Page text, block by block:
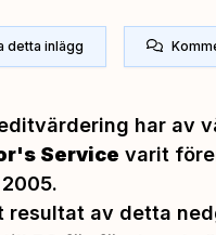
detta inlägg
har av
Service varit
resultat av detta